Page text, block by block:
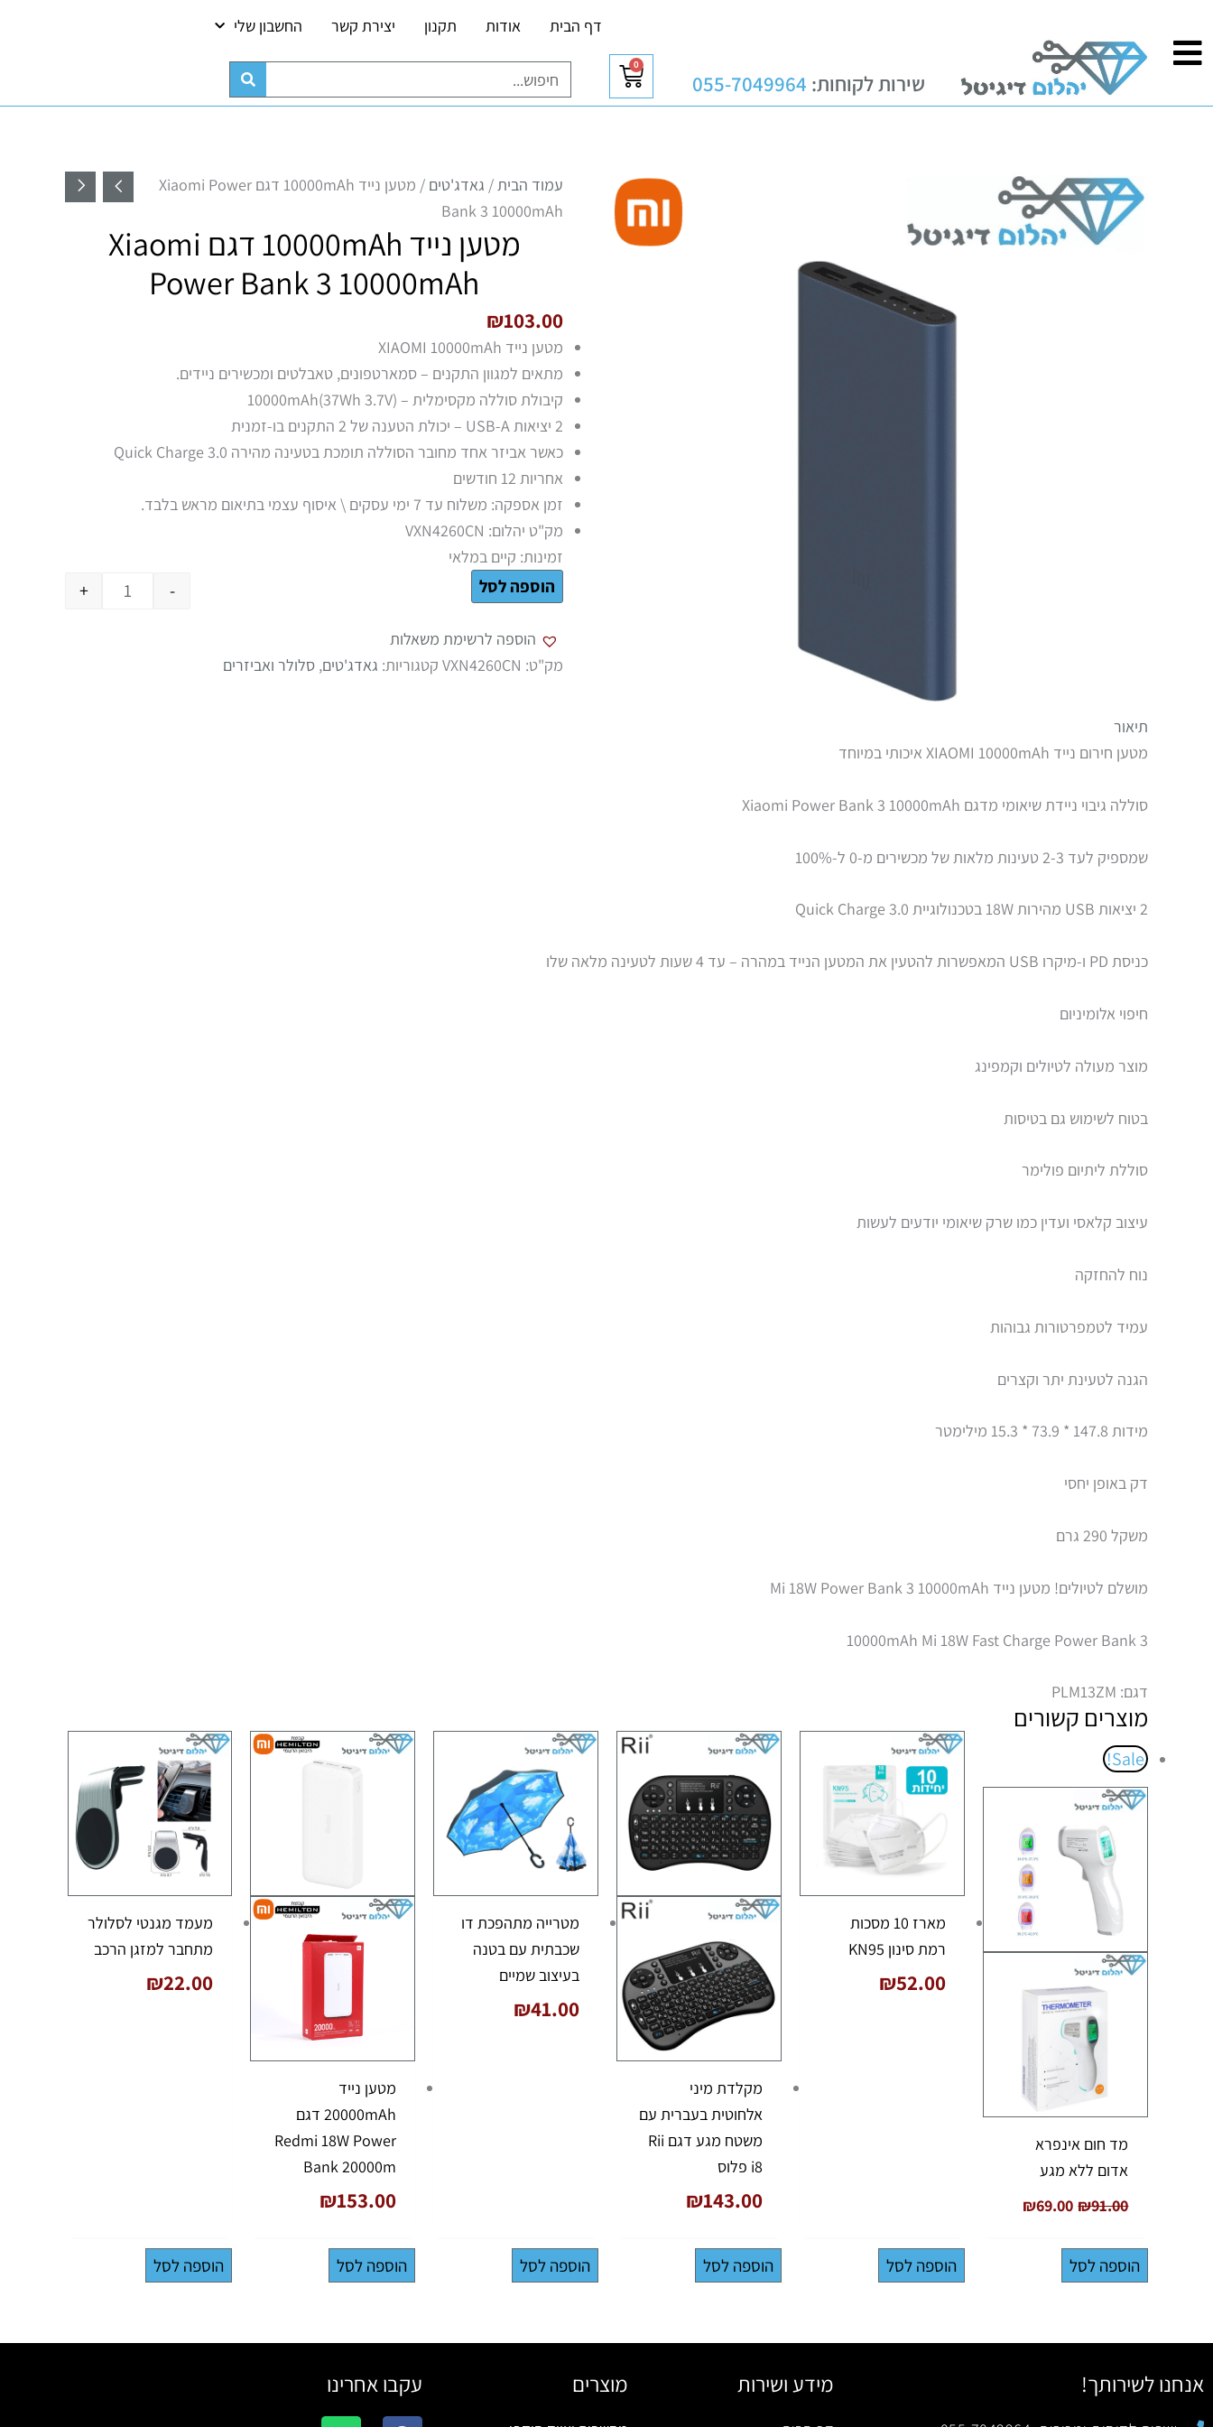
לתוכן
שירות לקוחות: 055-7049964
0
עגלת
קניות
דף הבית אודות תקנון יצירת קשר החשבון שלי
חיפוש
עמוד הבית/ גאדג'טים
/ מטען נייד 10000mAh דגם Xiaomi Power
Bank 3 10000mAh
מטען נייד 10000mAh דגם Xiaomi
Power Bank 3 10000mAh
₪103.00
מטען נייד XIAOMI 10000mAh
מתאים למגוון התקנים – סמארטפונים, טאבלטים ומכשירים ניידים.
קיבולת סוללה מקסימלית – 10000mAh(37Wh 3.7V)
2 יציאות USB-A – יכולת הטענה של 2 התקנים בו-זמנית
כאשר אביזר אחד מחובר הסוללה תומכת בטעינה מהירה Quick Charge 3.0
אחריות 12 חודשים
זמן אספקה: משלוח עד 7 ימי עסקים \ איסוף עצמי בתיאום מראש בלבד.
מק"ט יהלום: VXN4260CN
זמינות: קיים במלאי
כמות של מטען נייד 10000mAh דגם Xiaomi Power Bank 3 10000mAh
-
+ הוספה לסל
הוספה לרשימת משאלות
מק"ט: VXN4260CN קטגוריות: גאדג'טים, סלולר ואביזרים
תיאור
מטען חירום נייד XIAOMI 10000mAh איכותי במיוחד
סוללה גיבוי ניידת שיאומי מדגם Xiaomi Power Bank 3 10000mAh
שמספיק לעד 2-3 טעינות מלאות של מכשירים מ-0 ל-100%
2 יציאות USB מהירות 18W בטכנולוגיית Quick Charge 3.0
כניסת PD ו-מיקרו USB המאפשרות להטעין את המטען הנייד במהרה – עד 4 שעות לטעינה מלאה שלו
חיפוי אלומיניום
מוצר מעולה לטיולים וקמפינג
בטוח לשימוש גם בטיסות
סוללת ליתיום פולימר
עיצוב קלאסי ועדין כמו שרק שיאומי יודעים לעשות
נוח להחזקה
עמיד לטמפרטורות גבוהות
הגנה לטעינת יתר וקצרים
מידות 147.8 * 73.9 * 15.3 מילימטר
דק באופן יחסי
משקל 290 גרם
מושלם לטיולים! מטען נייד Mi 18W Power Bank 3 10000mAh
10000mAh Mi 18W Fast Charge Power Bank 3
דגם: PLM13ZM
מוצרים קשורים
Sale!
מד חום אינפרא
אדום ללא מגע
₪91.00
היה:
₪91.00.
₪69.00
הוא:
הוספה לסל
מארז 10 מסכות
רמת סינון KN95
₪52.00
הוספה לסל
מקלדת מיני
אלחוטית בעברית עם
משטח מגע דגם Rii
i8 פלוס
₪143.00
הוספה לסל
מטרייה מתהפכת דו
שכבתית עם בטנה
בעיצוב שמיים
₪41.00
הוספה לסל
מטען נייד
20000mAh דגם
Redmi 18W Power
Bank 20000m
₪153.00
הוספה לסל
מעמד מגנטי לסלולר
מתחבר למזגן הרכב
₪22.00
הוספה לסל
אנחנו לשירותך! מידע ושירות מוצרים עקבו אחרינו